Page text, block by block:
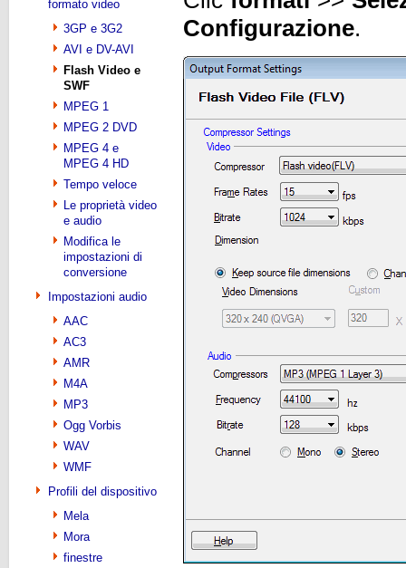
formato video
3GP e 3G2
AVI e DV-AVI
Flash Video e
SWF
MPEG 1
MPEG 2 DVD
MPEG 4 e
MPEG 4 HD
Tempo veloce
Le proprietà video
e audio
Modifica le
impostazioni di
conversione
Impostazioni audio
AAC
AC3
AMR
M4A
MP3
Ogg Vorbis
WAV
WMF
Profili del dispositivo
Mela
Mora
finestre
Configurazione.